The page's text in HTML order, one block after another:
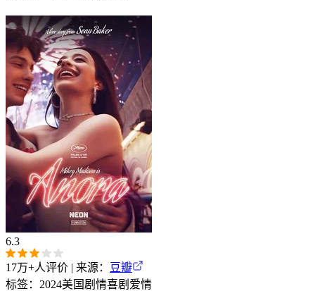
6.3
17万+人评价 | 来源：
豆瓣
标签： 2024美国 剧情喜剧 爱情